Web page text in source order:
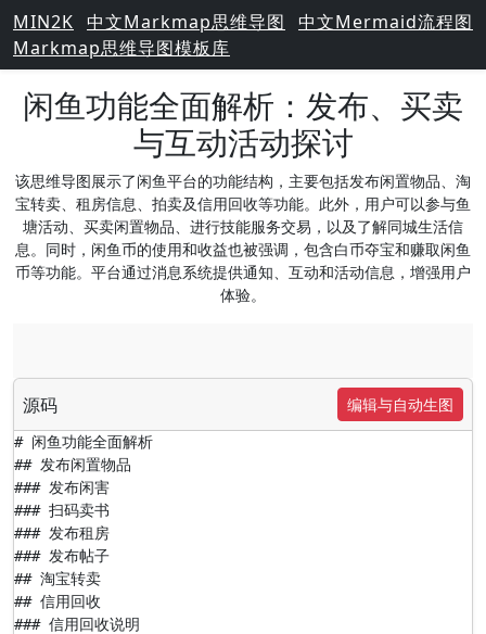
MIN2K 中文Markmap思维导图
中文Mermaid流程图
Markmap思维导图模板库
闲鱼功能全面解析：发布、买卖
与互动活动探讨
该思维导图展示了闲鱼平台的功能结构，主要包括发布闲置物品、淘
宝转卖、租房信息、拍卖及信用回收等功能。此外，用户可以参与鱼
塘活动、买卖闲置物品、进行技能服务交易，以及了解同城生活信
息。同时，闲鱼币的使用和收益也被强调，包含白币夺宝和赚取闲鱼
币等功能。平台通过消息系统提供通知、互动和活动信息，增强用户
体验。
源码 编辑与自动生图
# 闲鱼功能全面解析
## 发布闲置物品
### 发布闲害
### 扫码卖书
### 发布租房
### 发布帖子
## 淘宝转卖
## 信用回收
### 信用回收说明